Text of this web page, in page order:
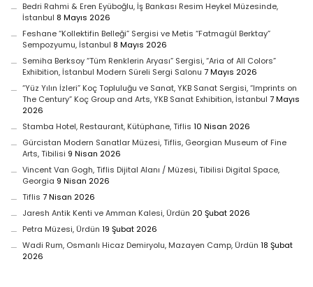
Bedri Rahmi & Eren Eyüboğlu, İş Bankası Resim Heykel Müzesinde,
İstanbul 8 Mayıs 2026
Feshane “Kollektifin Belleği” Sergisi ve Metis “Fatmagül Berktay”
Sempozyumu, İstanbul 8 Mayıs 2026
Semiha Berksoy “Tüm Renklerin Aryası” Sergisi, “Aria of All Colors”
Exhibition, İstanbul Modern Süreli Sergi Salonu 7 Mayıs 2026
“Yüz Yılın İzleri” Koç Topluluğu ve Sanat, YKB Sanat Sergisi, “Imprints on
The Century” Koç Group and Arts, YKB Sanat Exhibition, İstanbul 7 Mayıs
2026
Stamba Hotel, Restaurant, Kütüphane, Tiflis 10 Nisan 2026
Gürcistan Modern Sanatlar Müzesi, Tiflis, Georgian Museum of Fine
Arts, Tibilisi 9 Nisan 2026
Vincent Van Gogh, Tiflis Dijital Alanı / Müzesi, Tibilisi Digital Space,
Georgia 9 Nisan 2026
Tiflis 7 Nisan 2026
Jaresh Antik Kenti ve Amman Kalesi, Ürdün 20 Şubat 2026
Petra Müzesi, Ürdün 19 Şubat 2026
Wadi Rum, Osmanlı Hicaz Demiryolu, Mazayen Camp, Ürdün 18 Şubat
2026